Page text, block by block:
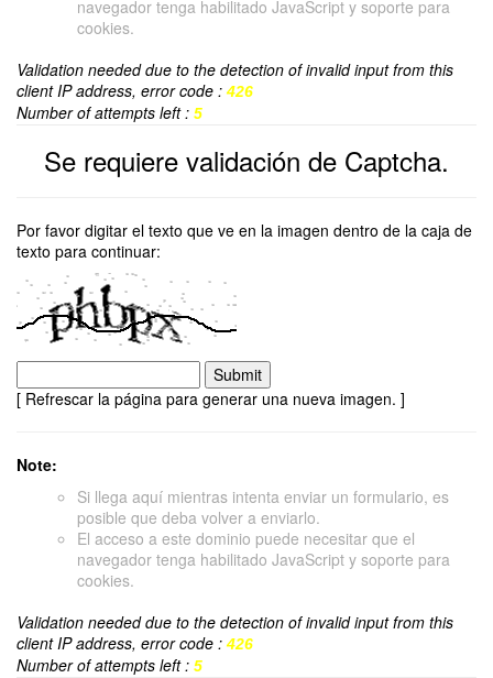
navegador tenga habilitado JavaScript y soporte para
cookies.
Validation needed due to the detection of invalid input from this
client IP address, error code : 426
Number of attempts left : 5
Se requiere validación de Captcha.
Por favor digitar el texto que ve en la imagen dentro de la caja de
texto para continuar:
[ Refrescar la página para generar una nueva imagen. ]
Note:
Si llega aquí mientras intenta enviar un formulario, es
posible que deba volver a enviarlo.
El acceso a este dominio puede necesitar que el
navegador tenga habilitado JavaScript y soporte para
cookies.
Validation needed due to the detection of invalid input from this
client IP address, error code : 426
Number of attempts left : 5